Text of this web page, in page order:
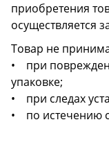
приобретения
осуществляется
Товар не
• при
упаковке;
• при следах
• по истечению